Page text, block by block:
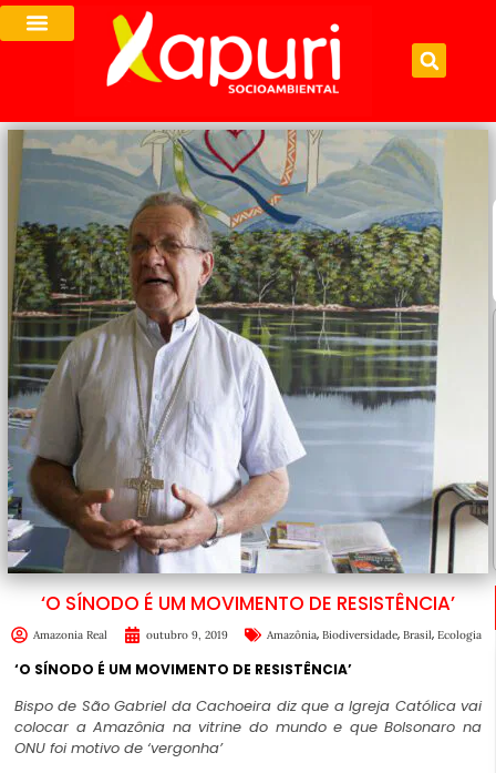
‘O SÍNODO É UM MOVIMENTO DE RESISTÊNCIA’
Amazonia Real outubro 9, 2019 Amazônia, Biodiversidade, Brasil, Ecologia
‘O SÍNODO É UM MOVIMENTO DE RESISTÊNCIA’
Bispo de São Gabriel da Cachoeira diz que a Igreja Católica vai
colocar a Amazônia na vitrine do mundo e que Bolsonaro na
ONU foi motivo de ‘vergonha’